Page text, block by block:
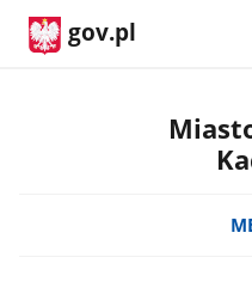
gov.pl